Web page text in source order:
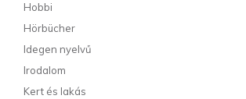
Hobbi
Hörbücher
Idegen nyelvű
Irodalom
Kert és lakás